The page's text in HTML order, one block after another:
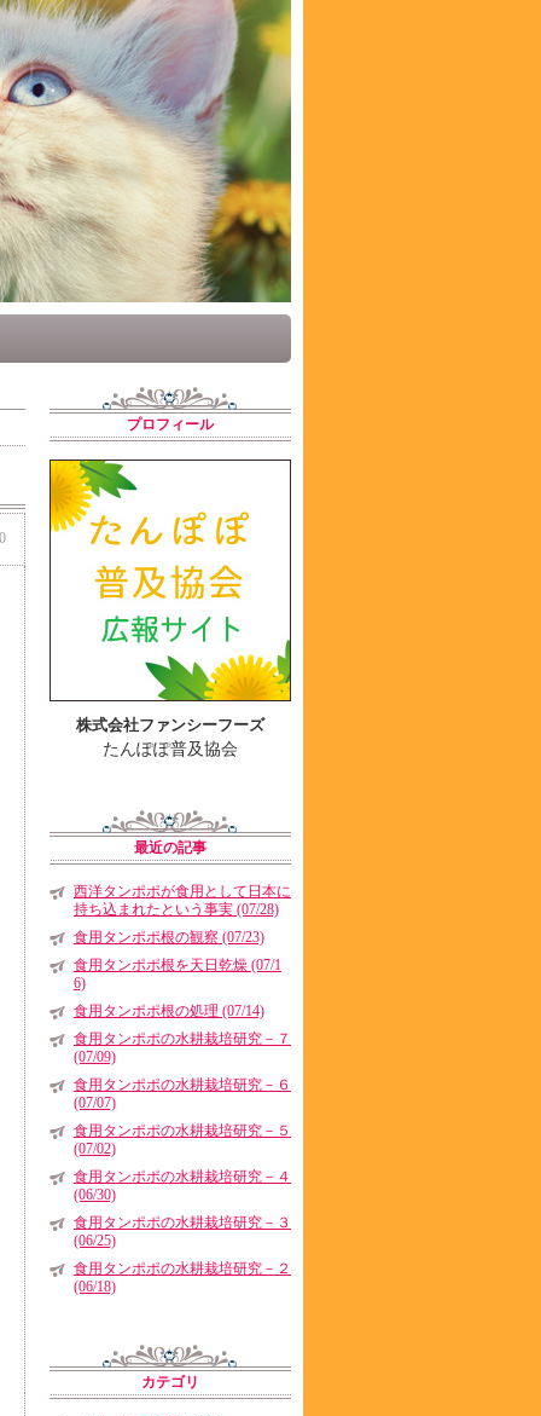
プロフィール
株式会社ファンシーフーズ
たんぽぽ普及協会
最近の記事
西洋タンポポが食用として日本に
持ち込まれたという事実 (07/28)
食用タンポポ根の観察 (07/23)
食用タンポポ根を天日乾燥 (07/1
6)
食用タンポポ根の処理 (07/14)
食用タンポポの水耕栽培研究－７
(07/09)
食用タンポポの水耕栽培研究－６
(07/07)
食用タンポポの水耕栽培研究－５
(07/02)
食用タンポポの水耕栽培研究－４
(06/30)
食用タンポポの水耕栽培研究－３
(06/25)
食用タンポポの水耕栽培研究－２
(06/18)
カテゴリ